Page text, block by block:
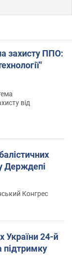
захисту ППО:
від
Держдепі
Конгрес
України 24-й
підтримку